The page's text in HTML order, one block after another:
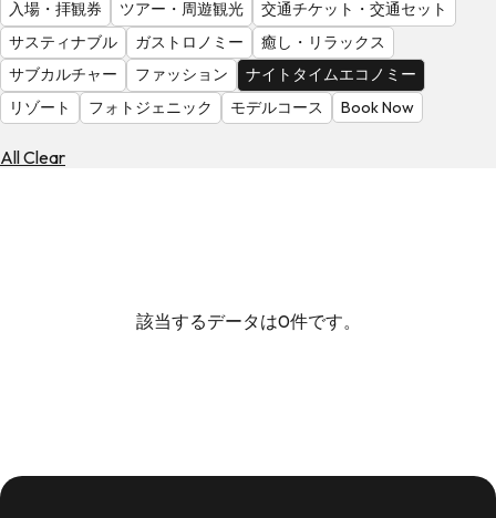
見
る
入場・拝観券 ツアー・周遊観光
交通チケット・交通セット
サスティナブル
ガストロノミー
癒し・リラックス
サブカルチャー
ファッション
ナイトタイムエコノミー
リゾート
フォトジェニック モデルコース Book Now
All Clear
該当するデータは0件です。